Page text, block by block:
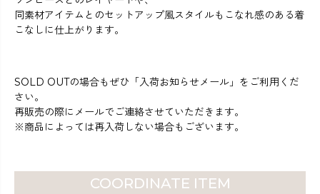
同素材アイテムとのセットアップ風スタイルもこなれ感のある着
こなしに仕上がります。
SOLD OUTの場合もぜひ「入荷お知らせメール」をご利用くだ
さい。
再販売の際にメールでご連絡させていただきます。
※商品によっては再入荷しない場合もございます。
COORDINATE ITEM